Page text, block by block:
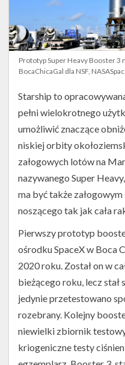
Prototyp Super Heavy Booster 3
BocaChicaGal dla NSF,
Starship to
pełni wielokrotnego
umożliwić znaczące
niskiej orbity
załogowych lotów na
nazywanego Super
ma być także
noszącego tak jak cała
Pierwszy prototyp
ośrodku SpaceX w Boca
2020 roku. Został on w
bieżącego roku, lecz
jedynie przetestowano
rozebrany. Kolejny
niewielki zbiornik
kriogeniczne testy